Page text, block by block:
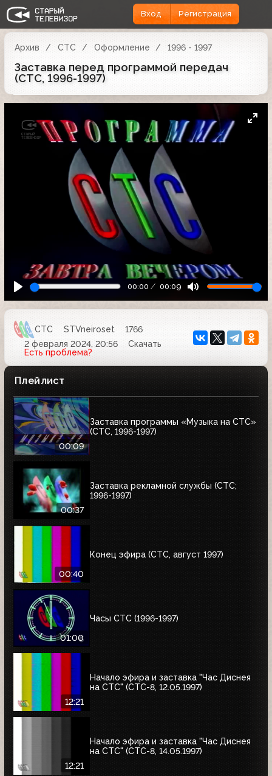
Вход Регистрация
Архив СТС Оформление 1996 - 1997
Заставка перед программой передач
(СТС, 1996-1997)
00:00 00:09
СТС STVneiroset
1766
2 февраля 2024, 20:56
Скачать
Есть проблема?
Плейлист
00:09
Заставка программы «Музыка на СТС»
(СТС, 1996-1997)
00:37
Заставка рекламной службы (СТС;
1996-1997)
00:40
Конец эфира (СТС, август 1997)
01:00
Часы СТС (1996-1997)
12:21
Начало эфира и заставка "Час Диснея
на СТС" (СТС-8, 12.05.1997)
12:21
Начало эфира и заставка "Час Диснея
на СТС" (СТС-8, 14.05.1997)